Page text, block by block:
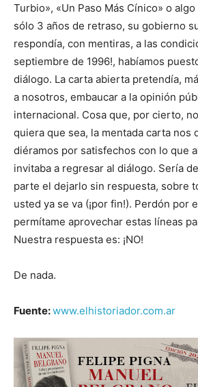
Turbio», «Un Paso Más Cínico» o
sólo 3 años de retraso, su gobierno
respondía, con mentiras, a las
septiembre de 1996!, habíamos
diálogo. La carta abierta pretendía,
a nosotros, embaucar a la opinión
internacional. Cosa que, por cierto,
quiera que sea, la mentada carta nos
diéramos por satisfechos con lo que
invitaba a regresar al diálogo. Sería
parte el dejarlo sin respuesta, sobre
usted ya se va (¡por fin!). Perdón por
permítame aprovechar estas líneas
Nuestra respuesta es: ¡NO!
De nada.
Fuente:www.elhistoriador.com.ar